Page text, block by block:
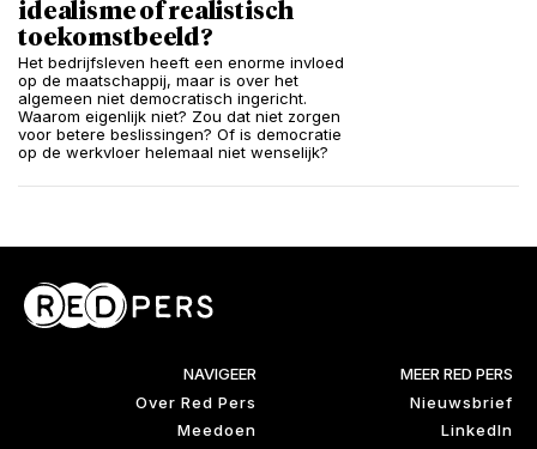
idealisme of realistisch
toekomstbeeld?
Het bedrijfsleven heeft een enorme invloed
op de maatschappij, maar is over het
algemeen niet democratisch ingericht.
Waarom eigenlijk niet? Zou dat niet zorgen
voor betere beslissingen? Of is democratie
op de werkvloer helemaal niet wenselijk?
NAVIGEER
Over Red Pers
Meedoen
MEER RED PERS
Nieuwsbrief
LinkedIn